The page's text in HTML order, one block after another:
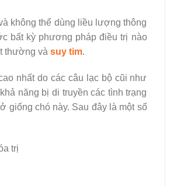
không thể dùng liều lượng thông
bất kỳ phương pháp điều trị nào
thường và suy tim.
nhất do các câu lạc bộ cũi như
năng bị di truyền các tình trạng
giống chó này. Sau đây là một số
trị